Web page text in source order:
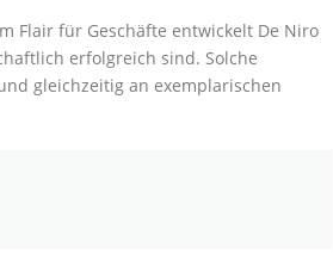
Flair für Geschäfte entwickelt De Niro
erfolgreich sind. Solche
gleichzeitig an exemplarischen